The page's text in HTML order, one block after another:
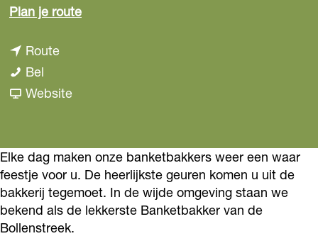
Plan je routen
k
e
t
Routen
a
a
n
k
e
Bel
a
e
t
b
a
Websitev
B
a
n
k
Elke dag maken onze banketbakkers weer een waar
feestje voor u. De heerlijkste geuren komen u uit de
bakkerij tegemoet. In de wijde omgeving staan we
bekend als de lekkerste Banketbakker van de
Bollenstreek.